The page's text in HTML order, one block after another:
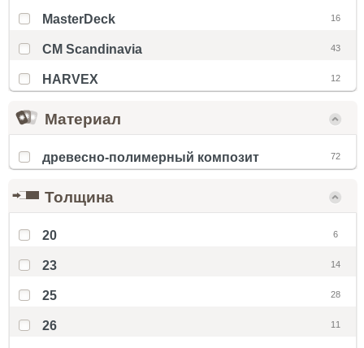
MasterDeck 16
CM Scandinavia 43
HARVEX 12
Материал
древесно-полимерный композит 72
Толщина
20 6
23 14
25 28
26 11